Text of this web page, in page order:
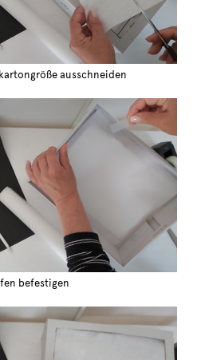
ausschneiden
befestigen